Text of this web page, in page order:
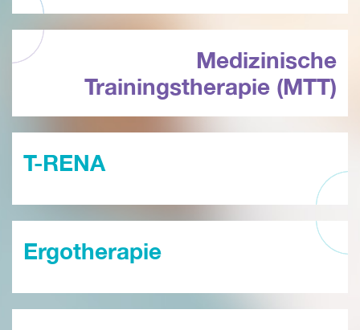
Medizinische
Trainingstherapie (MTT)
T-RENA
Ergotherapie